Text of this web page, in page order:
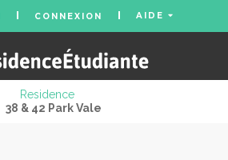
CONNEXION AIDE
Residence
38 & 42 Park Vale